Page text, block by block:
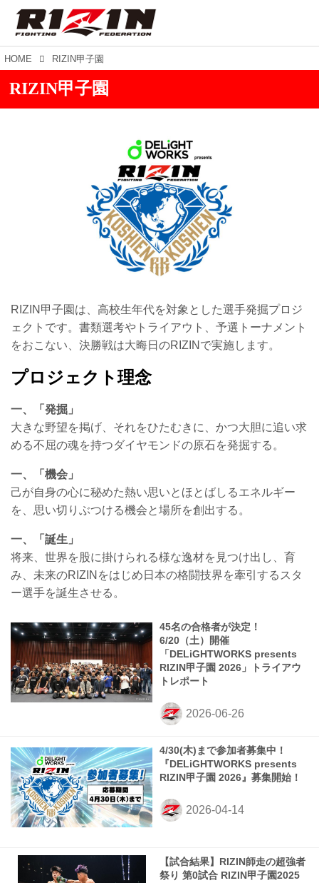
HOME RIZIN甲子園
RIZIN甲子園
RIZIN甲⼦園は、高校生年代を対象とした選手発掘プロジ
ェクトです。書類選考やトライアウト、予選トーナメント
をおこない、決勝戦は大晦日のRIZINで実施します。
プロジェクト理念
一、「発掘」
大きな野望を掲げ、それをひたむきに、かつ大胆に追い求
める不屈の魂を持つダイヤモンドの原石を発掘する。
一、「機会」
己が自身の心に秘めた熱い思いとほとばしるエネルギー
を、思い切りぶつける機会と場所を創出する。
一、「誕生」
将来、世界を股に掛けられる様な逸材を見つけ出し、育
み、未来のRIZINをはじめ日本の格闘技界を牽引するスタ
ー選手を誕生させる。
45名の合格者が決定！
6/20（土）開催
「DELiGHTWORKS presents
RIZIN甲子園 2026」トライアウ
トレポート
4/30(木)まで参加者募集中！
『DELiGHTWORKS presents
RIZIN甲子園 2026』募集開始！
【試合結果】RIZIN師走の超強者
祭り 第0試合 RIZIN甲子園2025